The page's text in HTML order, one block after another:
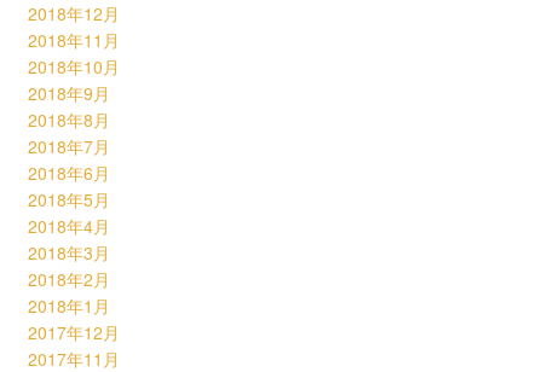
2018年12月
2018年11月
2018年10月
2018年9月
2018年8月
2018年7月
2018年6月
2018年5月
2018年4月
2018年3月
2018年2月
2018年1月
2017年12月
2017年11月